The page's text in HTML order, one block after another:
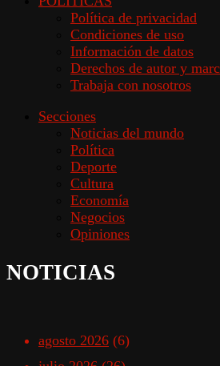
Política de privacidad
Condiciones de uso
Información de datos
Derechos de autor y
Trabaja con nosotros
Secciones
Noticias del mundo
Política
Deporte
Cultura
Economía
Negocios
Opiniones
NOTICIAS
agosto 2026 (6)